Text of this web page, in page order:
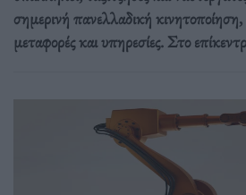
σημερινή πανελλαδική
μεταφορές και υπηρεσίες. Στο